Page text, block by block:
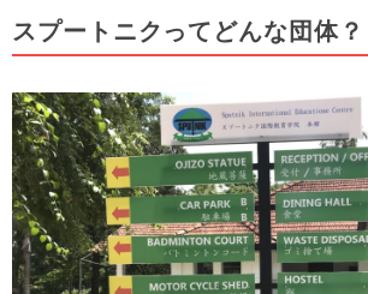
スプートニクってどんな団体？